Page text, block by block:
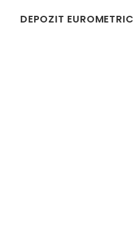
DEPOZIT EUROMETRIC